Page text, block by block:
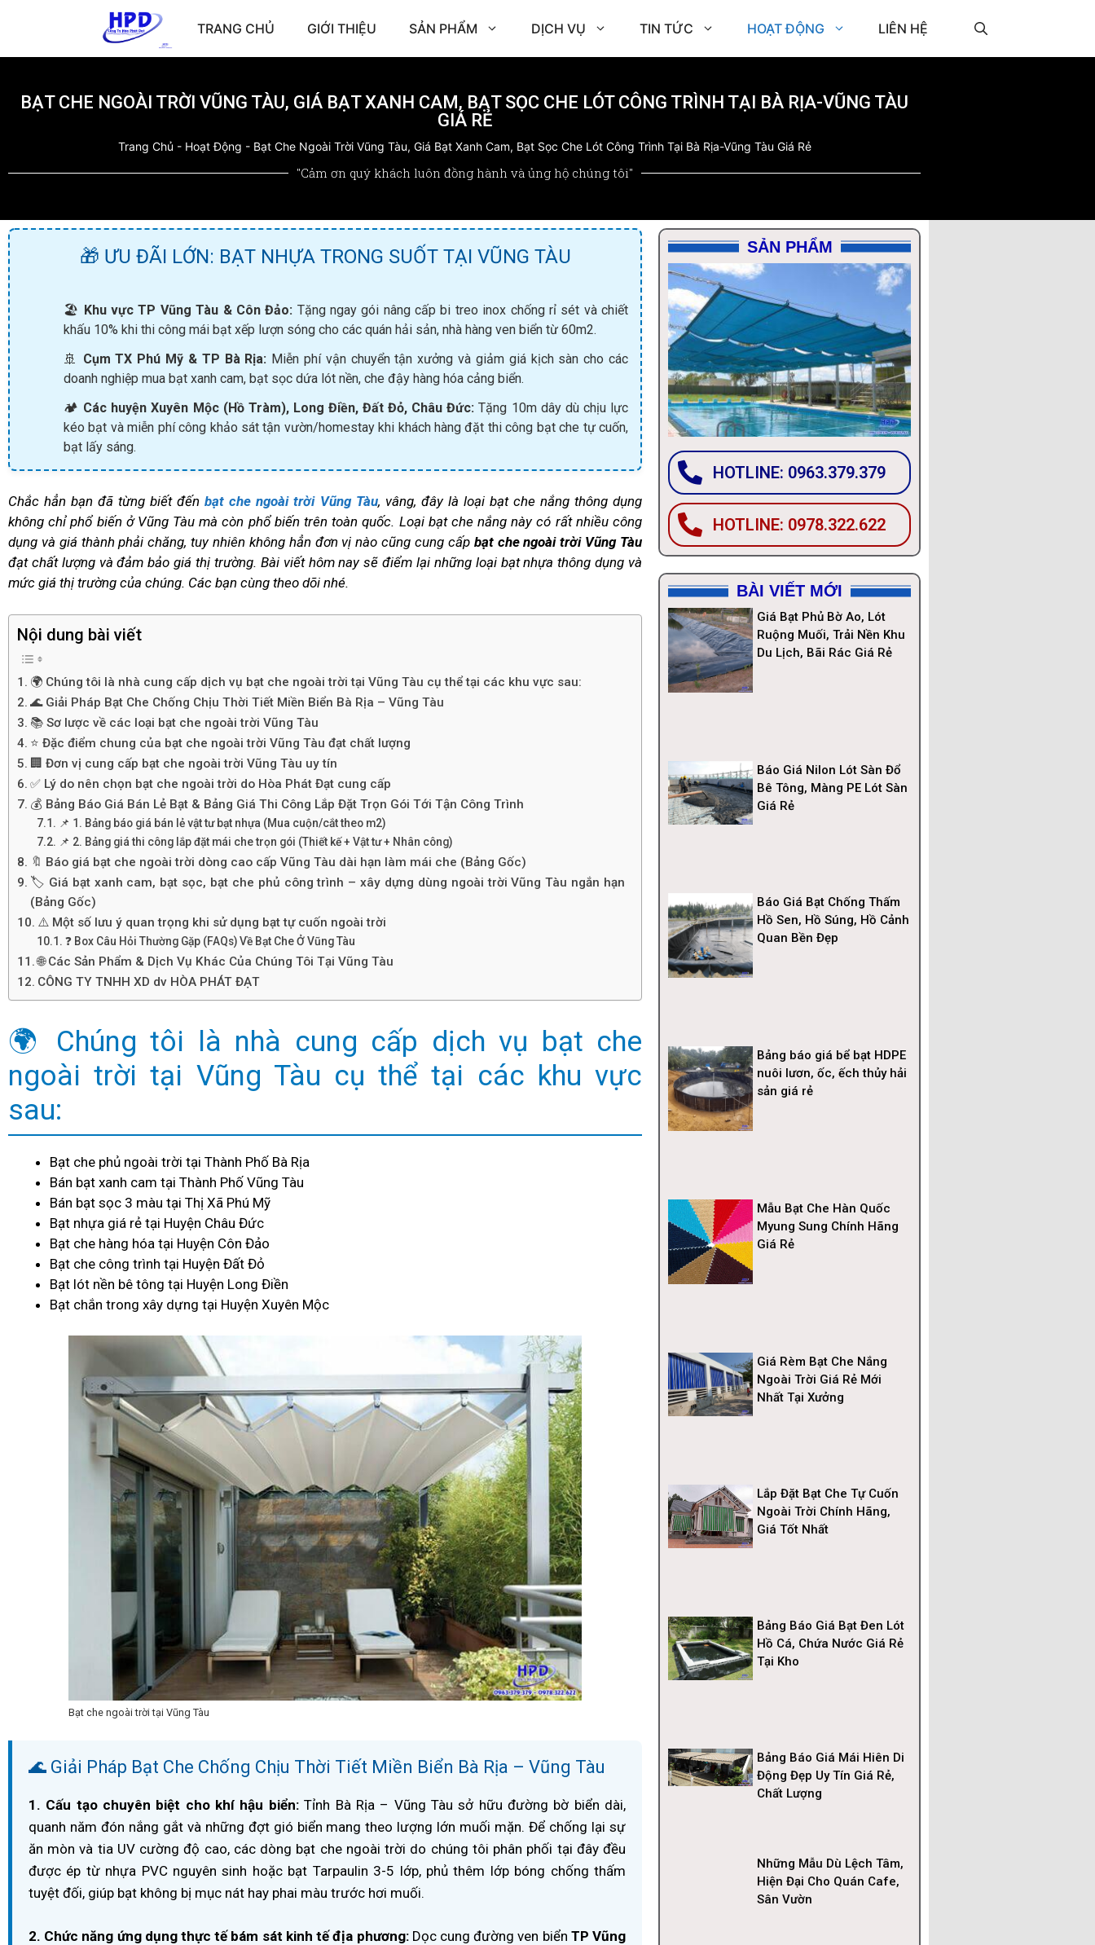
TRANG CHỦ GIỚI THIỆU SẢN PHẨM DỊCH VỤ TIN TỨC HOẠT ĐỘNG LIÊN HỆ
BẠT CHE NGOÀI TRỜI VŨNG TÀU, GIÁ BẠT XANH CAM, BẠT SỌC CHE LÓT CÔNG TRÌNH TẠI BÀ RỊA-VŨNG TÀU
GIÁ RẺ
Trang Chủ - Hoạt Động - Bạt Che Ngoài Trời Vũng Tàu, Giá Bạt Xanh Cam, Bạt Sọc Che Lót Công Trình Tại Bà Rịa-Vũng Tàu Giá Rẻ
"Cảm ơn quý khách luôn đồng hành và ủng hộ chúng tôi"
🎁 ƯU ĐÃI LỚN: BẠT NHỰA TRONG SUỐT TẠI VŨNG TÀU
🏖️ Khu vực TP Vũng Tàu & Côn Đảo: Tặng ngay gói nâng cấp bi treo inox chống rỉ sét và chiết
khấu 10% khi thi công mái bạt xếp lượn sóng cho các quán hải sản, nhà hàng ven biển từ 60m2.
🚢 Cụm TX Phú Mỹ & TP Bà Rịa: Miễn phí vận chuyển tận xưởng và giảm giá kịch sàn cho các
doanh nghiệp mua bạt xanh cam, bạt sọc dứa lót nền, che đậy hàng hóa cảng biển.
🏕️ Các huyện Xuyên Mộc (Hồ Tràm), Long Điền, Đất Đỏ, Châu Đức: Tặng 10m dây dù chịu lực
kéo bạt và miễn phí công khảo sát tận vườn/homestay khi khách hàng đặt thi công bạt che tự cuốn,
bạt lấy sáng.
Chắc hẳn bạn đã từng biết đếnbạt che ngoài trời Vũng Tàu, vâng, đây là loại bạt che nắng thông dụng
không chỉ phổ biến ở Vũng Tàu mà còn phổ biến trên toàn quốc. Loại bạt che nắng này có rất nhiều công
dụng và giá thành phải chăng, tuy nhiên không hẳn đơn vị nào cũng cung cấp bạt che ngoài trời Vũng Tàu
đạt chất lượng và đảm bảo giá thị trường. Bài viết hôm nay sẽ điểm lại những loại bạt nhựa thông dụng và
mức giá thị trường của chúng. Các bạn cùng theo dõi nhé.
Nội dung bài viết
🌍 Chúng tôi là nhà cung cấp dịch vụ bạt che ngoài trời tại Vũng Tàu cụ thể tại các khu vực sau:
🌊 Giải Pháp Bạt Che Chống Chịu Thời Tiết Miền Biển Bà Rịa – Vũng Tàu
📚 Sơ lược về các loại bạt che ngoài trời Vũng Tàu
⭐ Đặc điểm chung của bạt che ngoài trời Vũng Tàu đạt chất lượng
🏢 Đơn vị cung cấp bạt che ngoài trời Vũng Tàu uy tín
✅ Lý do nên chọn bạt che ngoài trời do Hòa Phát Đạt cung cấp
💰 Bảng Báo Giá Bán Lẻ Bạt & Bảng Giá Thi Công Lắp Đặt Trọn Gói Tới Tận Công Trình
📌 1. Bảng báo giá bán lẻ vật tư bạt nhựa (Mua cuộn/cắt theo m2)
📌 2. Bảng giá thi công lắp đặt mái che trọn gói (Thiết kế + Vật tư + Nhân công)
🔖 Báo giá bạt che ngoài trời dòng cao cấp Vũng Tàu dài hạn làm mái che (Bảng Gốc)
🏷️ Giá bạt xanh cam, bạt sọc, bạt che phủ công trình – xây dựng dùng ngoài trời Vũng Tàu ngắn hạn
(Bảng Gốc)
⚠️ Một số lưu ý quan trọng khi sử dụng bạt tự cuốn ngoài trời
❓ Box Câu Hỏi Thường Gặp (FAQs) Về Bạt Che Ở Vũng Tàu
🌐 Các Sản Phẩm & Dịch Vụ Khác Của Chúng Tôi Tại Vũng Tàu
CÔNG TY TNHH XD dv HÒA PHÁT ĐẠT
🌍 Chúng tôi là nhà cung cấp dịch vụ bạt che
ngoài trời tại Vũng Tàu cụ thể tại các khu vực
sau:
Bạt che phủ ngoài trời tại Thành Phố Bà Rịa
Bán bạt xanh cam tại Thành Phố Vũng Tàu
Bán bạt sọc 3 màu tại Thị Xã Phú Mỹ
Bạt nhựa giá rẻ tại Huyện Châu Đức
Bạt che hàng hóa tại Huyện Côn Đảo
Bạt che công trình tại Huyện Đất Đỏ
Bạt lót nền bê tông tại Huyện Long Điền
Bạt chắn trong xây dựng tại Huyện Xuyên Mộc
Bạt che ngoài trời tại Vũng Tàu
🌊 Giải Pháp Bạt Che Chống Chịu Thời Tiết Miền Biển Bà Rịa – Vũng Tàu
1. Cấu tạo chuyên biệt cho khí hậu biển:Tỉnh Bà Rịa – Vũng Tàu sở hữu đường bờ biển dài,
quanh năm đón nắng gắt và những đợt gió biển mang theo lượng lớn muối mặn. Để chống lại sự
ăn mòn và tia UV cường độ cao, các dòng bạt che ngoài trời do chúng tôi phân phối tại đây đều
được ép từ nhựa PVC nguyên sinh hoặc bạt Tarpaulin 3-5 lớp, phủ thêm lớp bóng chống thấm
tuyệt đối, giúp bạt không bị mục nát hay phai màu trước hơi muối.
2. Chức năng ứng dụng thực tế bám sát kinh tế địa phương:Dọc cung đường ven biển TP Vũng
SẢN PHẨM
HOTLINE: 0963.379.379
HOTLINE: 0978.322.622
BÀI VIẾT MỚI
Giá Bạt Phủ Bờ Ao, Lót
Ruộng Muối, Trải Nền Khu
Du Lịch, Bãi Rác Giá Rẻ
Báo Giá Nilon Lót Sàn Đổ
Bê Tông, Màng PE Lót Sàn
Giá Rẻ
Báo Giá Bạt Chống Thấm
Hồ Sen, Hồ Súng, Hồ Cảnh
Quan Bền Đẹp
Bảng báo giá bể bạt HDPE
nuôi lươn, ốc, ếch thủy hải
sản giá rẻ
Mẫu Bạt Che Hàn Quốc
Myung Sung Chính Hãng
Giá Rẻ
Giá Rèm Bạt Che Nắng
Ngoài Trời Giá Rẻ Mới
Nhất Tại Xưởng
Lắp Đặt Bạt Che Tự Cuốn
Ngoài Trời Chính Hãng,
Giá Tốt Nhất
Bảng Báo Giá Bạt Đen Lót
Hồ Cá, Chứa Nước Giá Rẻ
Tại Kho
Bảng Báo Giá Mái Hiên Di
Động Đẹp Uy Tín Giá Rẻ,
Chất Lượng
Những Mẫu Dù Lệch Tâm,
Hiện Đại Cho Quán Cafe,
Sân Vườn